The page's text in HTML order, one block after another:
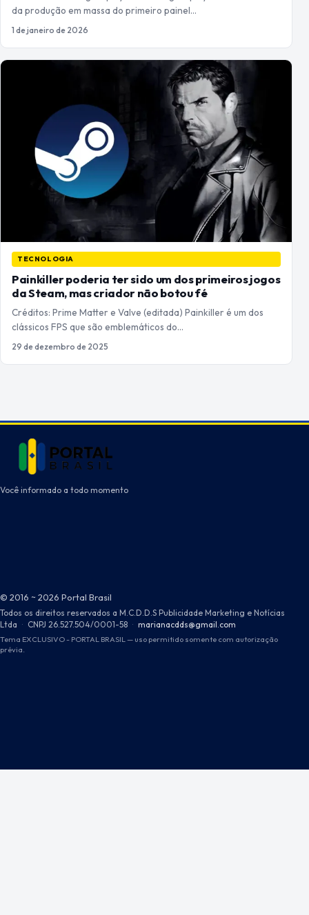
da produção em massa do primeiro painel…
1 de janeiro de 2026
TECNOLOGIA
Painkiller poderia ter sido um dos primeiros jogos
da Steam, mas criador não botou fé
Créditos: Prime Matter e Valve (editada) Painkiller é um dos
clássicos FPS que são emblemáticos do…
29 de dezembro de 2025
Você informado a todo momento
© 2016 ~ 2026 Portal Brasil
Todos os direitos reservados a M.C.D.D.S Publicidade Marketing e Notícias
Ltda · CNPJ 26.527.504/0001-58 · marianacdds@gmail.com
Tema EXCLUSIVO - PORTAL BRASIL — uso permitido somente com autorização
prévia.